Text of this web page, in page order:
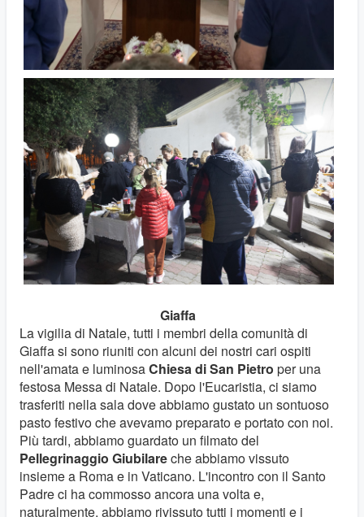
Giaffa
La vigilia di Natale, tutti i membri della comunità di
Giaffa si sono riuniti con alcuni dei nostri cari ospiti
nell'amata e luminosaChiesa di San Pietro per una
festosa Messa di Natale. Dopo l'Eucaristia, ci siamo
trasferiti nella sala dove abbiamo gustato un sontuoso
pasto festivo che avevamo preparato e portato con noi.
Più tardi, abbiamo guardato un filmato del
Pellegrinaggio Giubilareche abbiamo vissuto
insieme a Roma e in Vaticano. L'incontro con il Santo
Padre ci ha commosso ancora una volta e,
naturalmente, abbiamo rivissuto tutti i momenti e i